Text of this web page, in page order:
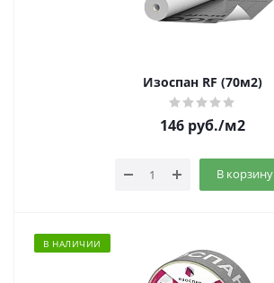
Изоспан RF (70м2)
146руб./м2
В корзину
В НАЛИЧИИ